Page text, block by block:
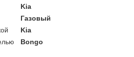
Kia
Газовый
Kia
Bongo